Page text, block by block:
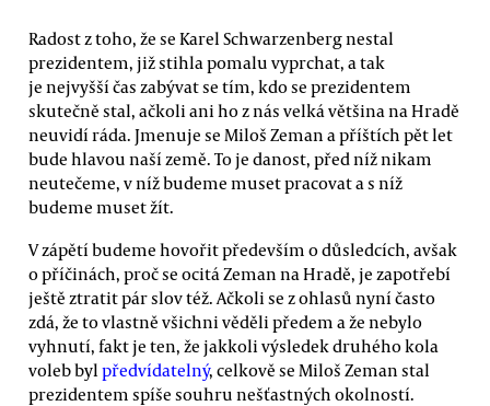
Radost z toho, že se Karel Schwarzenberg nestal
prezidentem, již stihla pomalu vyprchat, a tak
je nejvyšší čas zabývat se tím, kdo se prezidentem
skutečně stal, ačkoli ani ho z nás velká většina na Hradě
neuvidí ráda. Jmenuje se Miloš Zeman a příštích pět let
bude hlavou naší země. To je danost, před níž nikam
neutečeme, v níž budeme muset pracovat a s níž
budeme muset žít.
V zápětí budeme hovořit především o důsledcích, avšak
o příčinách, proč se ocitá Zeman na Hradě, je zapotřebí
ještě ztratit pár slov též. Ačkoli se z ohlasů nyní často
zdá, že to vlastně všichni věděli předem a že nebylo
vyhnutí, fakt je ten, že jakkoli výsledek druhého kola
voleb byl předvídatelný, celkově se Miloš Zeman stal
prezidentem spíše souhru nešťastných okolností.